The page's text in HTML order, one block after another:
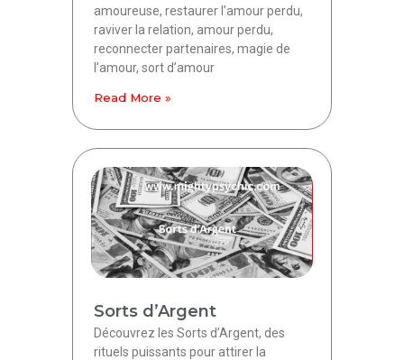
amoureuse, restaurer l’amour perdu,
raviver la relation, amour perdu,
reconnecter partenaires, magie de
l’amour, sort d’amour
Read More »
Sorts d’Argent
Découvrez les Sorts d’Argent, des
rituels puissants pour attirer la